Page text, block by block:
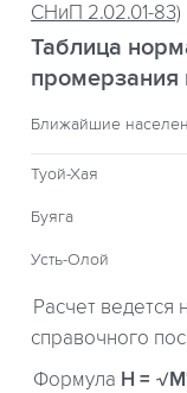
СНиП 2.02.01-83)
Таблица
промерзания
Ближайшие
Туой-Хая
Буяга
Усть-Олой
Расчет ведется
справочного
Формула H =